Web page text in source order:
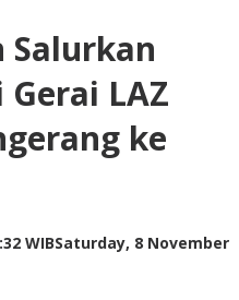
Salurkan
Gerai LAZ
ke
WIBSaturday, 8 November